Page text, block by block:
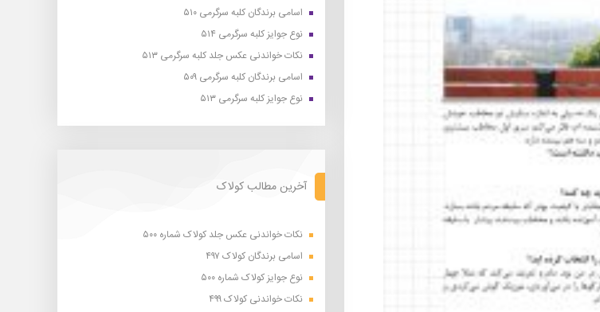
اسامی برندگان کلبه سرگرمی ۵۱۰
نوع جوایز کلبه سرگرمی ۵۱۴
نکات خواندنی عکس جلد کلبه سرگرمی ۵۱۳
اسامی برندگان کلبه سرگرمی ۵۰۹
نوع جوایز کلبه سرگرمی ۵۱۳
آخرین مطالب کولاک
نکات خواندنی عکس جلد کولاک شماره ۵۰۰
اسامی برندگان کولاک ۴۹۷
نوع جوایز کولاک شماره ۵۰۰
نکات خواندنی کولاک ۴۹۹